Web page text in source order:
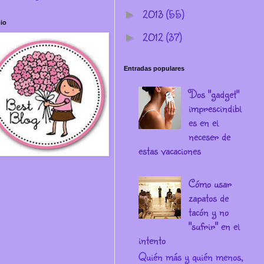
► 2013(55)
► 2012(37)
Entradas populares
Dos "gadget"
imprescindibl
es en el
neceser de
estas vacaciones
Cómo usar
zapatos de
tacón y no
"sufrir" en el
intento
Quién más y quién menos,